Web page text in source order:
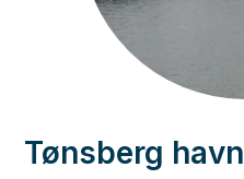
Tønsberg havn